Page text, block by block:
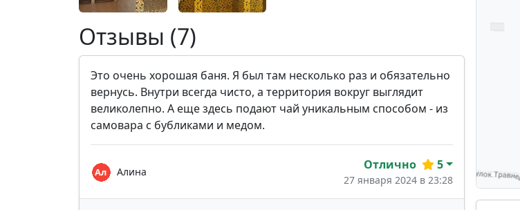
Отзывы (7)
Это очень хорошая баня. Я был там несколько раз и обязательно
вернусь. Внутри всегда чисто, а территория вокруг выглядит
великолепно. А еще здесь подают чай уникальным способом - из
самовара с бубликами и медом.
Алина Отлично 5
27 января 2024 в 23:28